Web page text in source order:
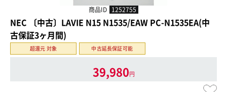
商品ID 1252755
NEC 〔中古〕LAVIE N15 N1535/EAW PC-N1535EA(中
古保証3ヶ月間)
超還元 対象 中古延長保証可能
39,980円